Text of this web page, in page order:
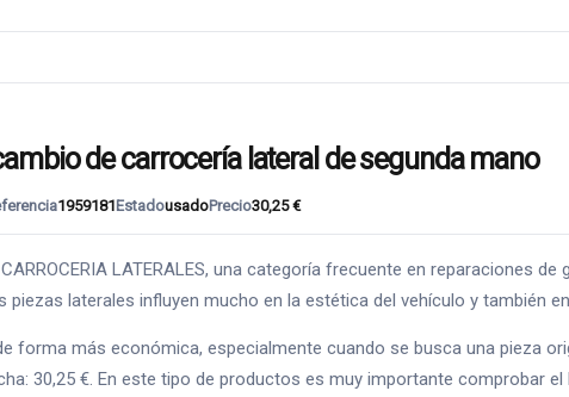
de carrocería lateral de segunda mano
1959181EstadousadoPrecio30,25 €
CARROCERIA LATERALES, una categoría frecuente en reparaciones
laterales influyen mucho en la estética del vehículo y también
más económica, especialmente cuando se busca una pieza
30,25 €. En este tipo de productos es muy importante comprobar